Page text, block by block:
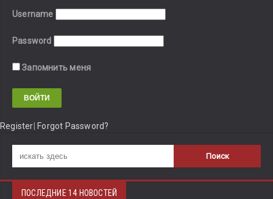
Username
Password
Запомнить меня
Register Forgot Password?
ПОСЛЕДНИЕ 14 НОВОСТЕЙ